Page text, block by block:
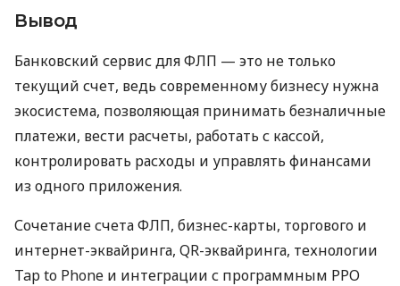
Вывод
Банковский сервис для ФЛП — это не только
текущий счет, ведь современному бизнесу нужна
экосистема, позволяющая принимать безналичные
платежи, вести расчеты, работать с кассой,
контролировать расходы и управлять финансами
из одного приложения.
Сочетание счета ФЛП, бизнес-карты, торгового и
интернет-эквайринга, QR-эквайринга, технологии
Tap to Phone и интеграции с программным РРО